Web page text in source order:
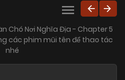
Chó Nơi Nghĩa Địa - Chapter 5
các phim mũi tên để thao tác
nhé